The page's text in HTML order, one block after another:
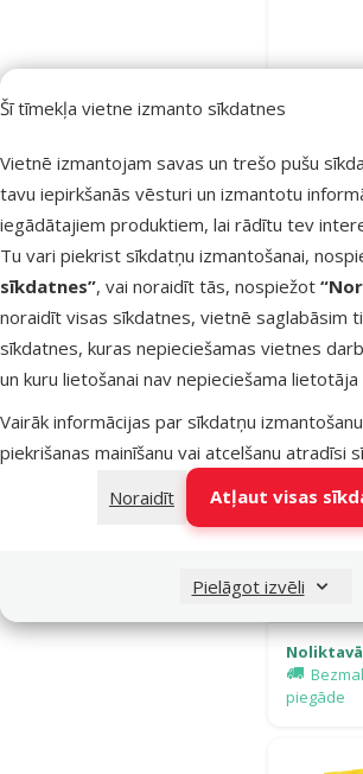
Šī tīmekļa vietne izmanto sīkdatnes
Vietnē izmantojam savas un trešo pušu
tavu iepirkšanās vēsturi un izmantotu
iegādātajiem produktiem, lai rādītu tev
Tu vari piekrist sīkdatņu izmantošanai,
sīkdatnes”, vai noraidīt tās, nospiežot
noraidīt visas sīkdatnes, vietnē saglabāsim
sīkdatnes, kuras nepieciešamas vietnes
un kuru lietošanai nav nepieciešama lietotāja
Vairāk informācijas par sīkdatņu
piekrišanas mainīšanu vai atcelšanu atradīsi
Noraidīt
Atļaut visas
Pielāgot izvēli
Noliktavā
piegāde
Noliktavā
piegāde